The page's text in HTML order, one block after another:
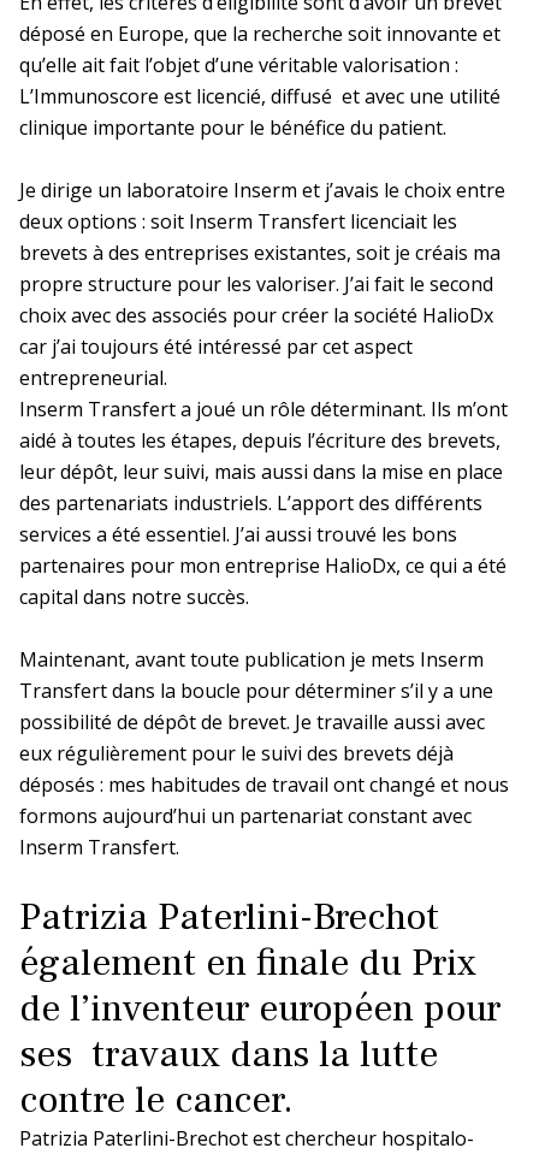
La prévention dans ma DR
Paris-IDF Centre Nord
bref
La prévention dans ma DR
Paris-IDF Sud
En brefLa DR Paris-IDF Sud en bref
La prévention dans ma DR
En brefLa DR Siège en bref
En pratique
déposé en Europe, que la recherche soit innovante et
qu’elle ait fait l’objet d’une véritable valorisation :
L’Immunoscore est licencié, diffusé et avec une utilité
clinique importante pour le bénéfice du patient.
Je dirige un laboratoire Inserm et j’avais le choix entre
deux options : soit Inserm Transfert licenciait les
brevets à des entreprises existantes, soit je créais ma
propre structure pour les valoriser. J’ai fait le second
choix avec des associés pour créer la société HalioDx
car j’ai toujours été intéressé par cet aspect
entrepreneurial.
Inserm Transfert a joué un rôle déterminant. Ils m’ont
aidé à toutes les étapes, depuis l’écriture des brevets,
leur dépôt, leur suivi, mais aussi dans la mise en place
des partenariats industriels. L’apport des différents
services a été essentiel. J’ai aussi trouvé les bons
partenaires pour mon entreprise HalioDx, ce qui a été
capital dans notre succès.
Maintenant, avant toute publication je mets Inserm
Transfert dans la boucle pour déterminer s’il y a une
possibilité de dépôt de brevet. Je travaille aussi avec
eux régulièrement pour le suivi des brevets déjà
déposés : mes habitudes de travail ont changé et nous
formons aujourd’hui un partenariat constant avec
Inserm Transfert.
Patrizia Paterlini-Brechot
également en finale du Prix
de l’inventeur européen pour
ses travaux dans la lutte
contre le cancer.
Patrizia Paterlini-Brechot est chercheur hospitalo-